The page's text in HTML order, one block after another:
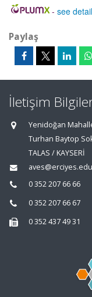
- see
Paylaş
İletişim
Yenidoğan
Turhan Baytop
TALAS / KAYSERİ
0 352 207 66 66
0 352 207 66 67
0 352 437 49 31